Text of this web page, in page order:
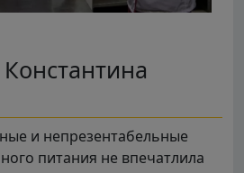
и непрезентабельные
питания не впечатлила